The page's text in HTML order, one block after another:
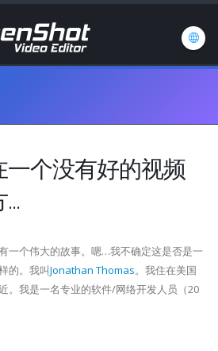
个没有好的视频
一个伟大的故事。嗯…我不确定这是否是一
的。我叫Jonathan Thomas。我住在美国
。我是一名专业的软件/网络开发人员（20